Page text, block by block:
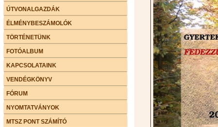
ÚTVONALGAZDÁK
ÉLMÉNYBESZÁMOLÓK
TÖRTÉNETÜNK
FOTÓALBUM
KAPCSOLATAINK
VENDÉGKÖNYV
FÓRUM
NYOMTATVÁNYOK
MTSZ PONT SZÁMÍTÓ